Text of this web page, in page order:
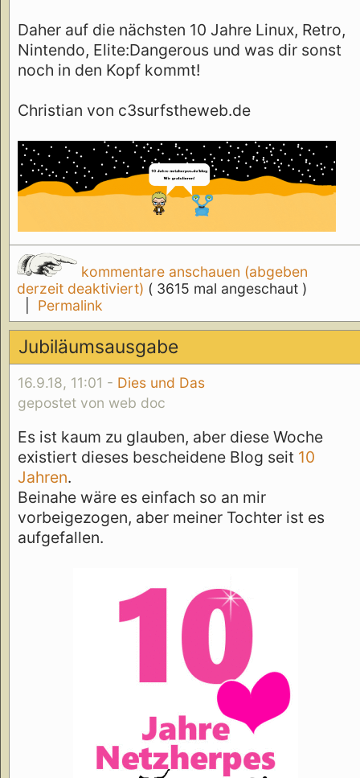
Daher auf die nächsten 10 Jahre Linux, Retro,
Nintendo, Elite:Dangerous und was dir sonst
noch in den Kopf kommt!
Christian von c3surfstheweb.de
kommentare anschauen (abgeben
derzeit deaktiviert) ( 3615 mal angeschaut )
Permalink
Jubiläumsausgabe
16.9.18, 11:01 - Dies und Das
gepostet von web doc
Es ist kaum zu glauben, aber diese Woche
existiert dieses bescheidene Blog seit 10
Jahren.
Beinahe wäre es einfach so an mir
vorbeigezogen, aber meiner Tochter ist es
aufgefallen.